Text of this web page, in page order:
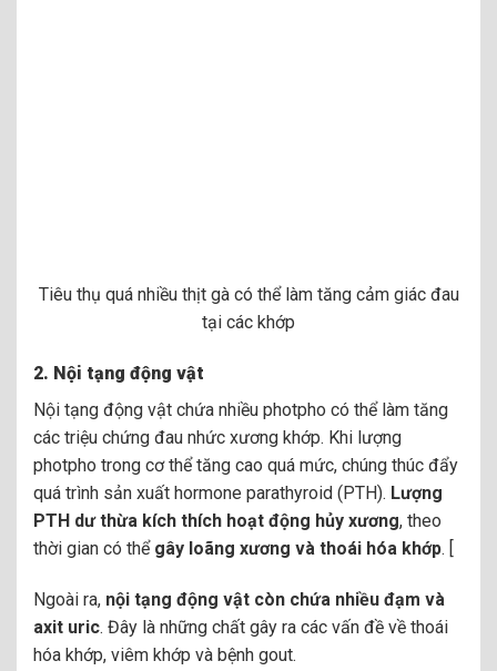
Tiêu thụ quá nhiều thịt gà có thể làm tăng cảm giác đau
tại các khớp
2. Nội tạng động vật
Nội tạng động vật chứa nhiều photpho có thể làm tăng
các triệu chứng đau nhức xương khớp. Khi lượng
photpho trong cơ thể tăng cao quá mức, chúng thúc đẩy
quá trình sản xuất hormone parathyroid (PTH). Lượng
PTH dư thừa kích thích hoạt động hủy xương, theo
thời gian có thể gây loãng xương và thoái hóa khớp. [
Ngoài ra, nội tạng động vật còn chứa nhiều đạm và
axit uric. Đây là những chất gây ra các vấn đề về thoái
hóa khớp, viêm khớp và bệnh gout.